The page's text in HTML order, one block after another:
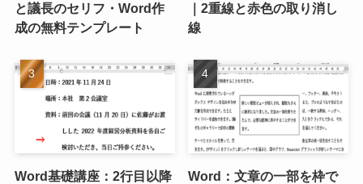
と議長のセリフ・Word作
成の無料テンプレート
｜2重線と赤色の取り消し
線
Word基礎講座：2行目以降
Word：文章の一部を枠で